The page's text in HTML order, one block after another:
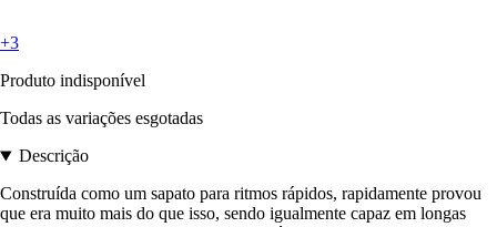
+3
Produto indisponível
Todas as variações esgotadas
Descrição
Construída como um sapato para ritmos rápidos, rapidamente provou
que era muito mais do que isso, sendo igualmente capaz em longas